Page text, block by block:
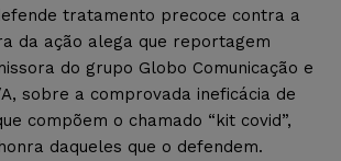
tratamento precoce contra a
da ação alega que reportagem
do grupo Globo Comunicação e
sobre a comprovada ineficácia de
compõem o chamado “kit covid”,
daqueles que o defendem.